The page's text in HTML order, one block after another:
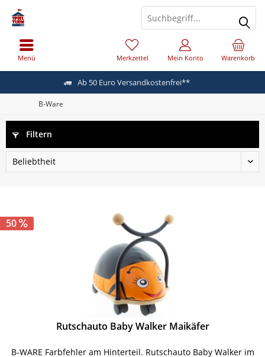
Ab 50 Euro Versandkostenfrei**
Menü Warenkorb
Merkzettel Mein Konto
B-Ware
Filtern
50
Rutschauto Baby Walker Maikäfer
B-WARE Farbfehler am Hinterteil. Rutschauto Baby Walker im